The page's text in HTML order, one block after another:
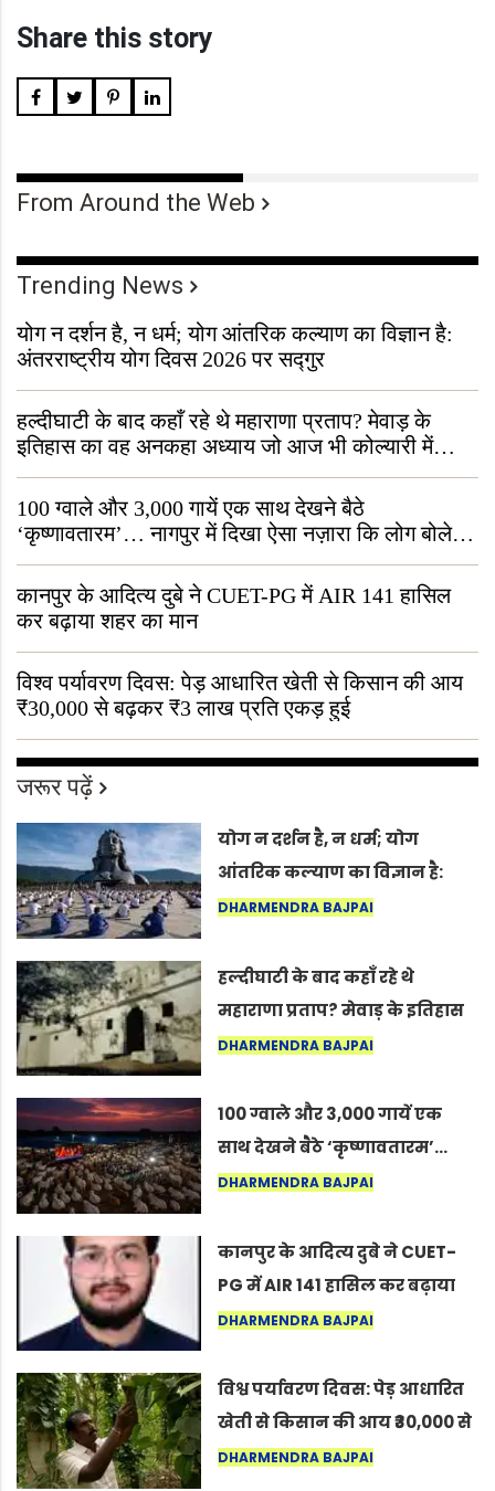
Share this story
From Around the Web
Trending News
योग न दर्शन है, न धर्म; योग आंतरिक कल्याण का विज्ञान है:
अंतरराष्ट्रीय योग दिवस 2026 पर सद्गुर
हल्दीघाटी के बाद कहाँ रहे थे महाराणा प्रताप? मेवाड़ के
इतिहास का वह अनकहा अध्याय जो आज भी कोल्यारी में
जीवित है
100 ग्वाले और 3,000 गायें एक साथ देखने बैठे
‘कृष्णावतारम’… नागपुर में दिखा ऐसा नज़ारा कि लोग बोले,
“ऐसा तो सिर्फ़ कृष्ण ही कर सकते हैं”
कानपुर के आदित्य दुबे ने CUET-PG में AIR 141 हासिल
कर बढ़ाया शहर का मान
विश्व पर्यावरण दिवस: पेड़ आधारित खेती से किसान की आय
₹30,000 से बढ़कर ₹3 लाख प्रति एकड़ हुई
जरूर पढ़ें
योग न दर्शन है, न धर्म; योग
आंतरिक कल्याण का विज्ञान है:
अंतरराष्ट्रीय योग दिवस 2026 पर
DHARMENDRA BAJPAI
हल्दीघाटी के बाद कहाँ रहे थे
महाराणा प्रताप? मेवाड़ के इतिहास
का वह अनकहा अध्याय जो आज भी
DHARMENDRA BAJPAI
100 ग्वाले और 3,000 गायें एक
साथ देखने बैठे ‘कृष्णावतारम’…
नागपुर में दिखा ऐसा नज़ारा कि
कर सकते हैं”
DHARMENDRA BAJPAI
कानपुर के आदित्य दुबे ने CUET-
PG में AIR 141 हासिल कर बढ़ाया
शहर का मान
DHARMENDRA BAJPAI
विश्व पर्यावरण दिवस: पेड़ आधारित
खेती से किसान की आय ₹30,000 से
बढ़कर ₹3 लाख प्रति एकड़ हुई
DHARMENDRA BAJPAI